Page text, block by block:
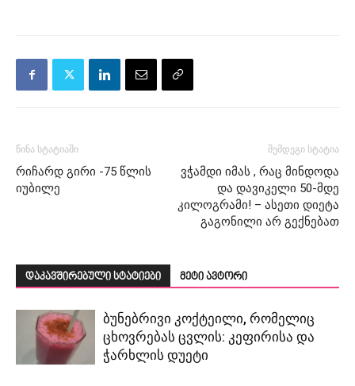
წინა სტატიაში
რიჩარდ გირი -75 წლის
იუბილე
შემდეგი სტატია
ვჭამდი იმას , რაც მინდოდა
და დავიკელი 50-მდე
კილოგრამი! – ასეთი დიეტა
გაგონილი არ გექნებათ
დაკავშირებული სტატიები მეტი ავტორი
ბუნებრივი კოქტეილი, რომელიც
ცხოვრებას ცვლის: კეფირისა და
ჭარხლის დუეტი